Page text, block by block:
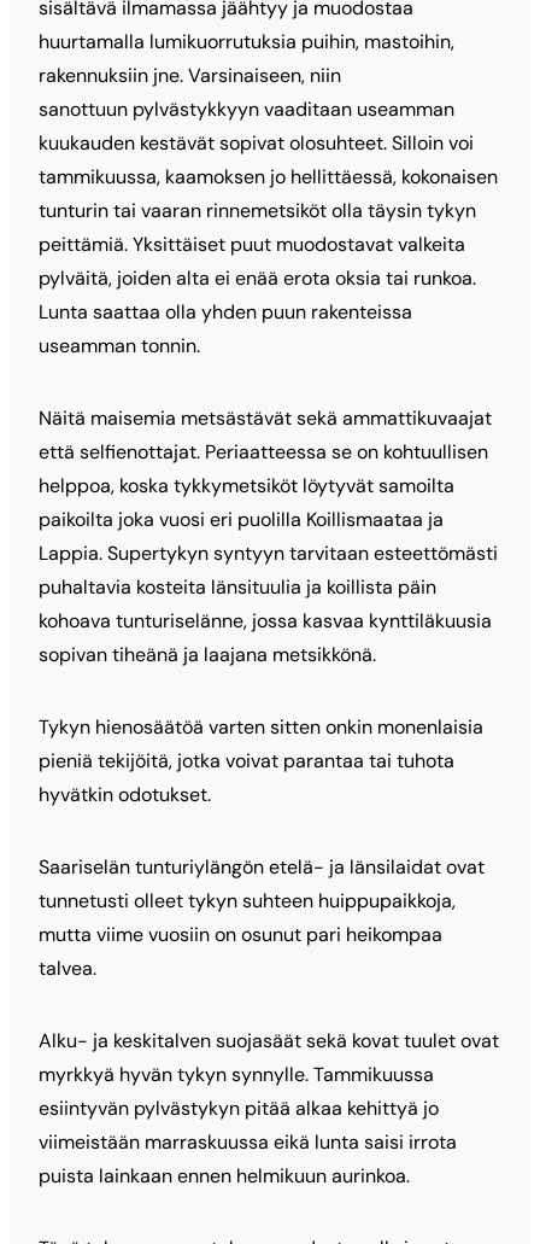
sisältävä ilmamassa jäähtyy ja muodostaa
huurtamalla lumikuorrutuksia puihin, mastoihin,
rakennuksiin jne. Varsinaiseen, niin
sanottuun pylvästykkyyn vaaditaan useamman
kuukauden kestävät sopivat olosuhteet. Silloin voi
tammikuussa, kaamoksen jo hellittäessä, kokonaisen
tunturin tai vaaran rinnemetsiköt olla täysin tykyn
peittämiä. Yksittäiset puut muodostavat valkeita
pylväitä, joiden alta ei enää erota oksia tai runkoa.
Lunta saattaa olla yhden puun rakenteissa
useamman tonnin.
Näitä maisemia metsästävät sekä ammattikuvaajat
että selfienottajat. Periaatteessa se on kohtuullisen
helppoa, koska tykkymetsiköt löytyvät samoilta
paikoilta joka vuosi eri puolilla Koillismaataa ja
Lappia. Supertykyn syntyyn tarvitaan esteettömästi
puhaltavia kosteita länsituulia ja koillista päin
kohoava tunturiselänne, jossa kasvaa kynttiläkuusia
sopivan tiheänä ja laajana metsikkönä.
Tykyn hienosäätöä varten sitten onkin monenlaisia
pieniä tekijöitä, jotka voivat parantaa tai tuhota
hyvätkin odotukset.
Saariselän tunturiylängön etelä- ja länsilaidat ovat
tunnetusti olleet tykyn suhteen huippupaikkoja,
mutta viime vuosiin on osunut pari heikompaa
talvea.
Alku- ja keskitalven suojasäät sekä kovat tuulet ovat
myrkkyä hyvän tykyn synnylle. Tammikuussa
esiintyvän pylvästykyn pitää alkaa kehittyä jo
viimeistään marraskuussa eikä lunta saisi irrota
puista lainkaan ennen helmikuun aurinkoa.